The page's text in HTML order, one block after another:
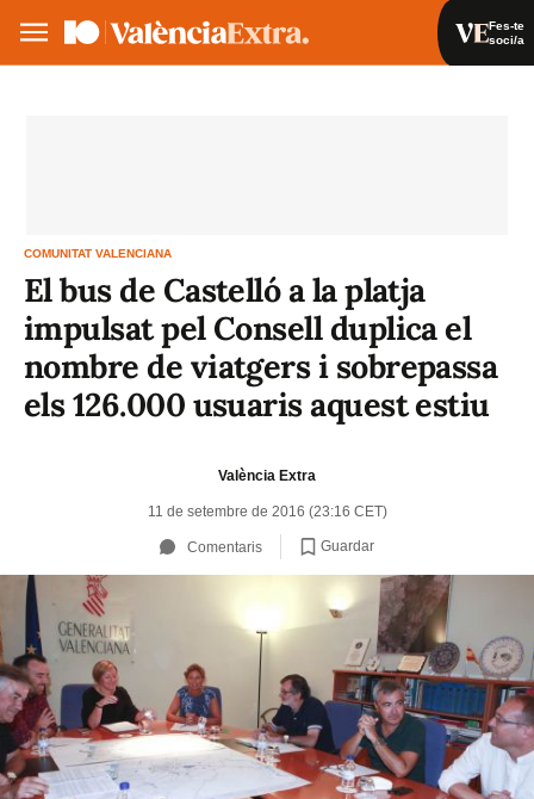
Fes-te
soci/a
COMUNITAT VALENCIANA
El bus de Castelló a la platja
impulsat pel Consell duplica el
nombre de viatgers i sobrepassa
els 126.000 usuaris aquest estiu
València Extra
11 de setembre de 2016 (23:16 CET)
Comentaris Guardar